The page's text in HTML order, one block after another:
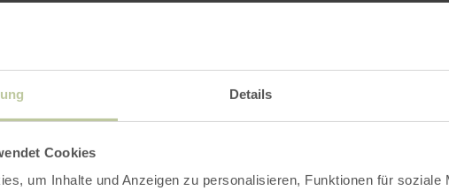
Details
Cookies
um Inhalte und Anzeigen zu personalisieren, Funktionen für soziale
/ Besonderheiten